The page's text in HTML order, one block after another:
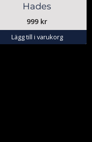
Hades
999 kr
Lägg till i varukorg